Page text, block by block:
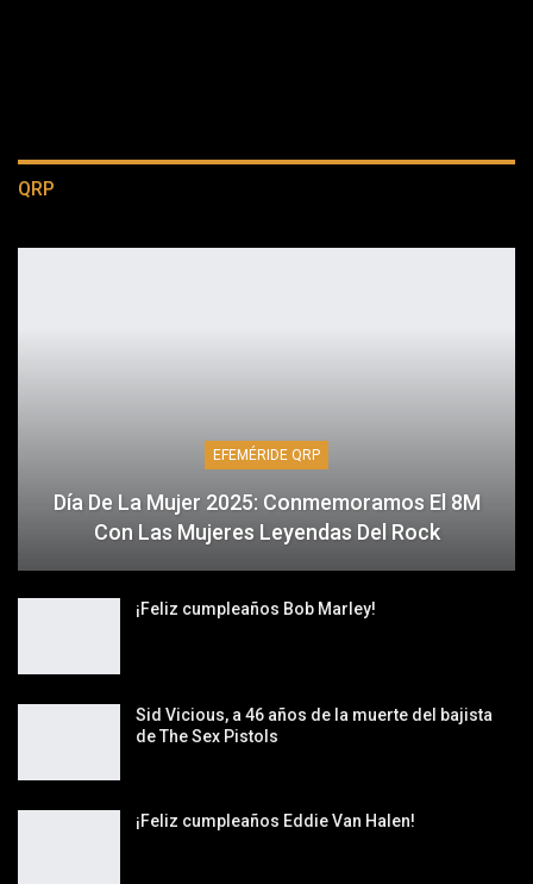
QRP
EFEMÉRIDE QRP
Día De La Mujer 2025: Conmemoramos El 8M
Con Las Mujeres Leyendas Del Rock
¡Feliz cumpleaños Bob Marley!
Sid Vicious, a 46 años de la muerte del bajista
de The Sex Pistols
¡Feliz cumpleaños Eddie Van Halen!